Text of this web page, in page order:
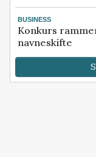
BUSINESS
Konkurs
navneskifte